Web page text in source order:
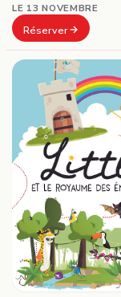
LE 13 NOVEMBRE
Réserver